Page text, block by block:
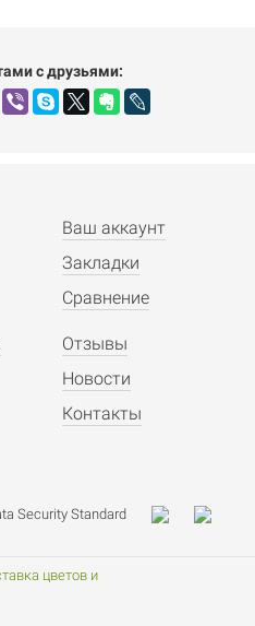
с друзьями:
Ваш аккаунт
Закладки
Сравнение
Отзывы
Новости
Контакты
цветов и